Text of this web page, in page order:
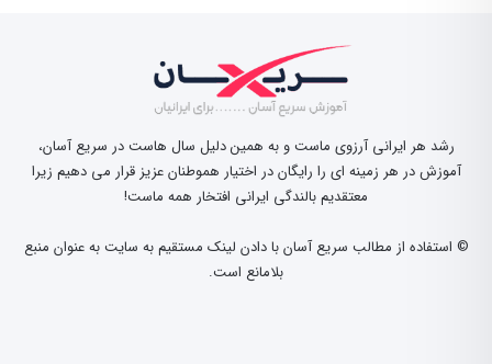
رشد هر ایرانی آرزوی ماست و به همین دلیل سال هاست در سریع آسان،
آموزش در هر زمینه ای را رایگان در اختیار هموطنان عزیز قرار می دهیم زیرا
معتقدیم بالندگی ایرانی افتخار همه ماست!
© استفاده از مطالب سریع آسان با دادن لینک مستقیم به سایت به عنوان منبع
بلامانع است.